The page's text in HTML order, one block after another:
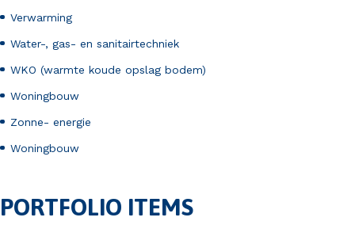
Verwarming
Water-, gas- en sanitairtechniek
WKO (warmte koude opslag bodem)
Woningbouw
Zonne- energie
Woningbouw
PORTFOLIO ITEMS